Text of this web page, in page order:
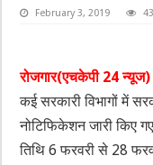
February 3, 2019
रोजगार(एचकेपी 24
कई सरकारी विभागों में
नोटिफिकेशन जारी किए
तिथि 6 फरवरी से 28